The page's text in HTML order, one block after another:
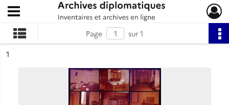
Archives diplomatiques
Ouvrir le menu déroulant
Page
sur 1
n°
1